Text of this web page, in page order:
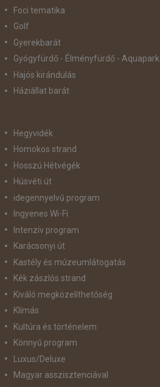
Foci tematika
Golf
Gyerekbarát
Gyógyfürdő - Élményfürdő - Aquapark
Hajós kirándulás
Háziállat barát
Hegyvidék
Homokos strand
Hosszú Hétvégék
Húsvéti út
idegennyelvű program
Ingyenes Wi-Fi
Intenzív program
Karácsonyi út
Kastély és múzeumlátogatás
Kék zászlós strand
Kiváló megközelíthetőség
Klímás
Kultúra és történelem
Könnyű program
Luxus/Deluxe
Magyar asszisztenciával